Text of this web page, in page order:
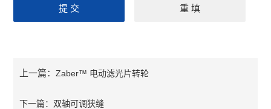
上一篇：Zaber™ 电动滤光片转轮
下一篇： 双轴可调狭缝